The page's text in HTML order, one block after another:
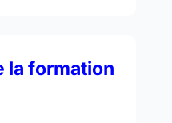
la formation